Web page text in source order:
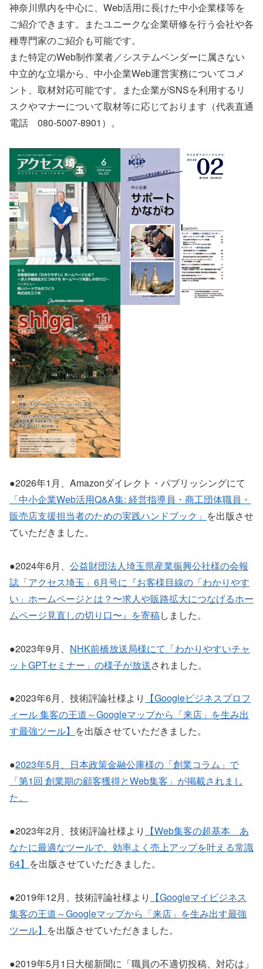
神奈川県内を中心に、Web活用に長けた中小企業様等を
ご紹介できます。またユニークな企業研修を行う会社や各
種専門家のご紹介も可能です。
また特定のWeb制作業者／システムベンダーに属さない
中立的な立場から、中小企業Web運営実務についてコメ
ント、取材対応可能です。また企業がSNSを利用するリ
スクやマナーについて取材等に応じております（代表直通
電話 080-5007-8901）。
●2026年1月、Amazonダイレクト・パブリッシングにて
「中小企業Web活用Q&A集: 経営指導員・商工団体職員・
販売店支援担当者のための実践ハンドブック」 を出版させ
ていただきました。
●2024年6月、 公益財団法人埼玉県産業振興公社様の会報
誌「アクセス埼玉」6月号に『お客様目線の「わかりやす
い」ホームページとは？〜求人や販路拡大につなげるホー
ムページ見直しの切り口〜』を寄稿しました。
●2023年9月、 NHK前橋放送局様にて「わかりやすいチャ
ットGPTセミナー」の様子が放送されました。
●2023年6月、技術評論社様より
【Googleビジネスプロフ
ィール 集客の王道～Googleマップから「来店」を生み出
す最強ツール】 を出版させていただきました。
●2023年5月、日本政策金融公庫様の「創業コラム」で
「第1回 創業期の顧客獲得とWeb集客」が掲載されまし
た。
●2023年2月、技術評論社様より
【Web集客の超基本 あ
なたに最適なツールで、効率よく売上アップを叶える常識
64】 を出版させていただきました。
●2019年12月、技術評論社様より
【Googleマイビジネス
集客の王道～Googleマップから「来店」を生み出す最強
ツール】 を出版させていただきました。
●2019年5月1日大槌新聞に「職員の不適切投稿、対応は」